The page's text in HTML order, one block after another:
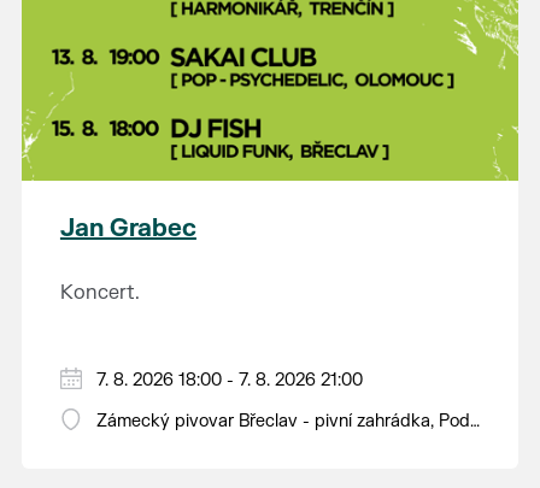
Jan Grabec
Koncert.
7. 8. 2026 18:00 - 7. 8. 2026 21:00
Zámecký pivovar Břeclav - pivní zahrádka, Pod